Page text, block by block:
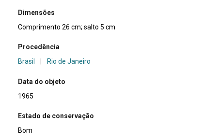
Dimensões
Comprimento 26 cm; salto 5 cm
Procedência
Brasil
Rio de Janeiro
Data do objeto
1965
Estado de conservação
Bom